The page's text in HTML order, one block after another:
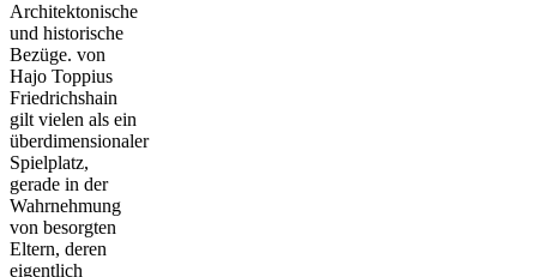
Architektonische
und historische
Bezüge. von
Hajo Toppius
Friedrichshain
gilt vielen als ein
überdimensionaler
Spielplatz,
gerade in der
Wahrnehmung
von besorgten
Eltern, deren
eigentlich